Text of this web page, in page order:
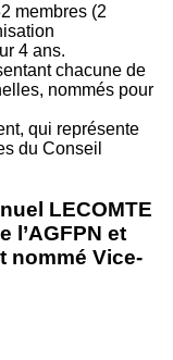
membres (2
4 ans.
chacune de
nommés pour
qui représente
du Conseil
LECOMTE
l’AGFPN et
nommé Vice-